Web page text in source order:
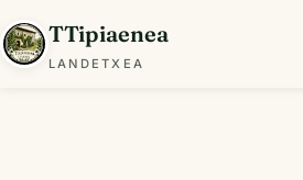
TTipiaenea
LANDETXEA